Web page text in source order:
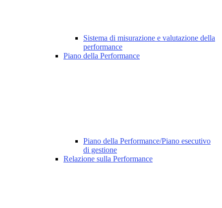
Sistema di misurazione e valutazione della
performance
Piano della Performance
Piano della Performance/Piano esecutivo
di gestione
Relazione sulla Performance